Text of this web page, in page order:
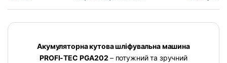
Акумуляторна кутова шліфувальна машина
PROFI-TEC PGA202 – потужний та зручний